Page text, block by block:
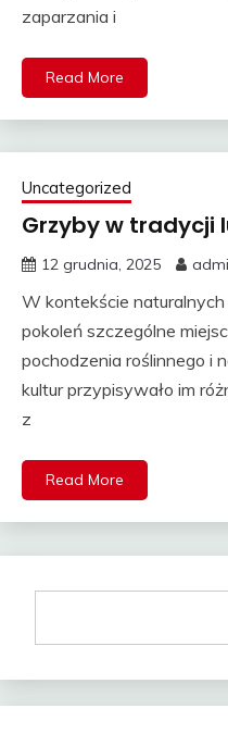
zaparzania i
Read More
Uncategorized
Grzyby w tradycji
12 grudnia, 2025
W kontekście
pokoleń szczególne
pochodzenia roślinnego i
kultur przypisywało im
z
Read More